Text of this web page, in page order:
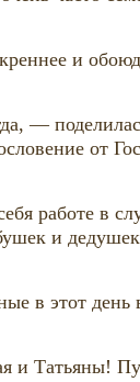
и
—
от
работе в
и
в этот день
и Татьяны!